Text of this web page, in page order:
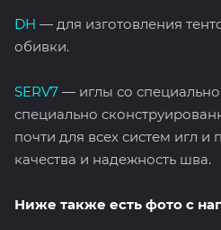
DH — для изготовления
обивки.
SERV7 — иглы со
специально
почти для всех систем игл и
качества и надежность шва.
Ниже также есть фото с